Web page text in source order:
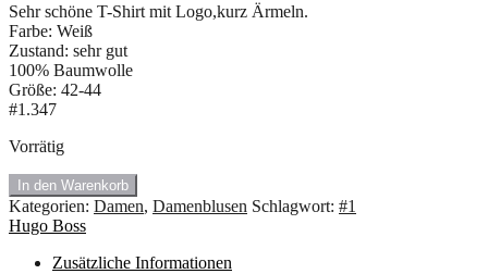
Sehr schöne T-Shirt mit Logo,kurz Ärmeln.
Farbe: Weiß
Zustand: sehr gut
100% Baumwolle
Größe: 42-44
#1.347
Vorrätig
#1.347
Baumwolle,
T-
Shirt
In den Warenkorb
Kategorien: Damen, Damenblusen Schlagwort: #1
Hugo Boss
Zusätzliche Informationen